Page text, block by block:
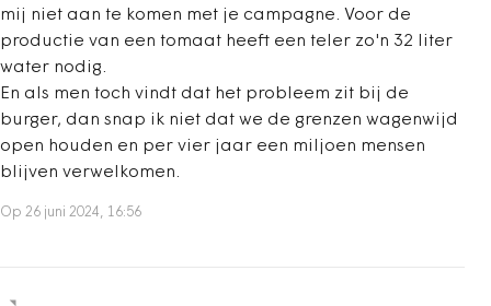
mij niet aan te komen met je campagne. Voor de
productie van een tomaat heeft een teler zo'n 32 liter
water nodig.
En als men toch vindt dat het probleem zit bij de
burger, dan snap ik niet dat we de grenzen wagenwijd
open houden en per vier jaar een miljoen mensen
blijven verwelkomen.
Op 26 juni 2024, 16:56